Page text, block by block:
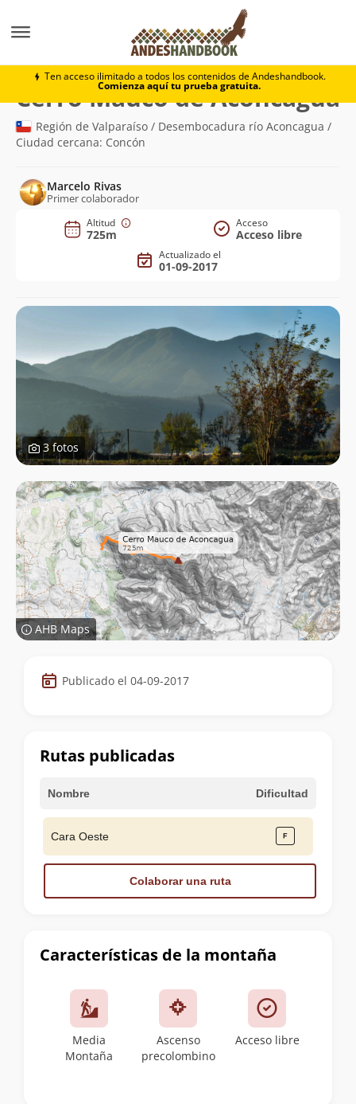
Ten acceso ilimitado a todos los contenidos de Andeshandbook.
Comienza aquí tu prueba gratuita.
Cerro Mauco de Aconcagua
Cerro Mauco de Aconcagua
Región de Valparaíso / Desembocadura río Aconcagua /
Ciudad cercana: Concón
Marcelo Rivas
Primer colaborador
Altitud
725m
Acceso
Acceso libre
Actualizado el
01-09-2017
3 fotos
AHB Maps
Datos
de
cumbre
Publicado el 04-09-2017
Características de la montaña
Media
Montaña
Ascenso
precolombino
Acceso libre
Rutas publicadas
Nombre Dificultad
Cara Oeste
Colaborar una ruta